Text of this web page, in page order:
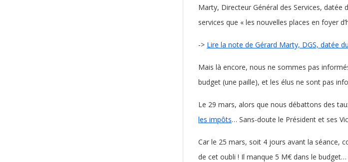
Marty, Directeur Général des Services,
services que « les nouvelles places en foyer
-> Lire la note de Gérard Marty, DGS, datée
Mais là encore, nous ne sommes pas
budget (une paille), et les élus ne sont pas
Le 29 mars, alors que nous débattons des
les impôts… Sans-doute le Président et ses
Car le 25 mars, soit 4 jours avant la séance,
de cet oubli ! Il manque 5 M€ dans le budget…